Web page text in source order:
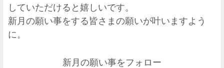
していただけると嬉しいです。
新月の願い事をする皆さまの願いが叶いますよう
に。
新月の願い事をフォロー